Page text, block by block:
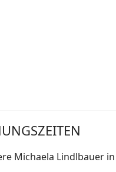
Michaela Lindlbauer